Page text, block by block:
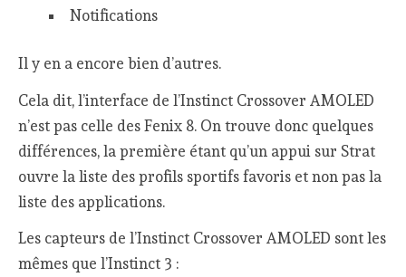
Notifications
Il y en a encore bien d’autres.
Cela dit, l’interface de l’Instinct Crossover AMOLED
n’est pas celle des Fenix 8. On trouve donc quelques
différences, la première étant qu’un appui sur Strat
ouvre la liste des profils sportifs favoris et non pas la
liste des applications.
Les capteurs de l’Instinct Crossover AMOLED sont les
mêmes que l’Instinct 3 :